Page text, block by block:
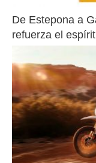
De Estepona a
refuerza el